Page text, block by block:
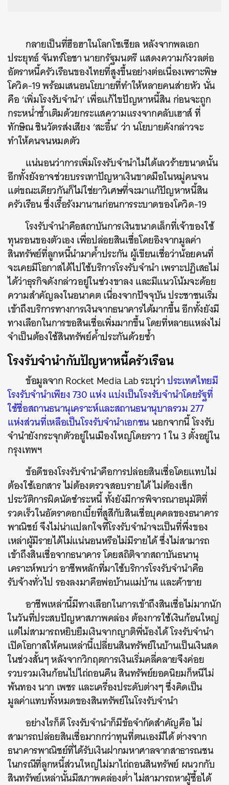
กลายเป็นที่ฮือฮาในโลกโซเชียล หลังจากพลเอก
ประยุทธ์ จันทร์โอชา นายกรัฐมนตรี แสดงความกังวลต่อ
อัตราหนี้ครัวเรือนของไทยที่สูงขึ้นอย่างต่อเนื่องเพราะพิษ
โควิด-19 พร้อมเสนอนโยบายที่ทำให้หลายคนส่ายหัว นั่น
คือ ‘เพิ่มโรงรับจำนำ’ เพื่อแก้ไขปัญหาหนี้สิน ก่อนจะถูก
กระหน่ำซ้ำเติมด้วยกระแสความแรงจากคลับเฮาส์ ที่
ทักษิณ ชินวัตรส่งเสียง ‘สะอื้น’ ว่า นโยบายดังกล่าวจะ
ทำให้คนจนหมดตัว
แน่นอนว่าการเพิ่มโรงรับจำนำไม่ได้เลวร้ายขนาดนั้น
อีกทั้งยังอาจช่วยบรรเทาปัญหาเงินขาดมือในหมู่คนจน
แต่ขณะเดียวกันก็ไม่ใช่ยาวิเศษที่จะมาแก้ปัญหาหนี้สิน
ครัวเรือน ซึ่งเรื้อรังมานานก่อนการระบาดของโควิด-19
โรงรับจำนำคือสถาบันการเงินขนาดเล็กที่เจ้าของใช้
ทุนรอนของตัวเอง เพื่อปล่อยสินเชื่อโดยอิงจากมูลค่า
สินทรัพย์ที่ลูกหนี้นำมาค้ำประกัน ผู้เขียนเชื่อว่าน้อยคนที่
จะเคยมีโอกาสได้ไปใช้บริการโรงรับจำนำ เพราะปฏิเสธไม่
ได้ว่าธุรกิจดังกล่าวอยู่ในช่วงขาลง และมีแนวโน้มจะด้อย
ความสำคัญลงในอนาคต เนื่องจากปัจจุบัน ประชาชนเริ่ม
เข้าถึงบริการทางการเงินจากธนาคารได้มากขึ้น อีกทั้งยังมี
ทางเลือกในการขอสินเชื่อเพิ่มมากขึ้น โดยที่หลายแหล่งไม่
จำเป็นต้องใช้สินทรัพย์ค้ำประกันด้วยซ้ำ
โรงรับจำนำกับปัญหาหนี้ครัวเรือน
ข้อมูลจาก Rocket Media Lab ระบุว่าประเทศไทยมี
โรงรับจำนำเพียง 730 แห่ง แบ่งเป็นโรงรับจำนำโดยรัฐที่
ใช้ชื่อสถานธนานุเคราะห์และสถานธนานุบาลรวม 277
แห่งส่วนที่เหลือเป็นโรงรับจำนำเอกชนนอกจากนี้ โรงรับ
จำนำยังกระจุกตัวอยู่ในเมืองใหญ่โดยราว 1 ใน 3 ตั้งอยู่ใน
กรุงเทพฯ
ข้อดีของโรงรับจำนำคือการปล่อยสินเชื่อโดยแทบไม่
ต้องใช้เอกสาร ไม่ต้องตรวจสอบรายได้ ไม่ต้องเช็ก
ประวัติการผิดนัดชำระหนี้ ทั้งยังมีการพิจารณาอนุมัติที่
รวดเร็วในอัตราดอกเบี้ยที่สูสีกับสินเชื่อบุคคลของธนาคาร
พาณิชย์ จึงไม่น่าแปลกใจที่โรงรับจำนำจะเป็นที่พึ่งของ
เหล่าผู้มีรายได้ไม่แน่นอนหรือไม่มีรายได้ ซึ่งไม่สามารถ
เข้าถึงสินเชื่อจากธนาคาร โดยสถิติจากสถาบันธนานุ
เคราะห์พบว่า อาชีพหลักที่มาใช้บริการโรงรับจำนำคือ
รับจ้างทั่วไป รองลงมาคือพ่อบ้านแม่บ้าน และค้าขาย
อาชีพเหล่านี้มีทางเลือกในการเข้าถึงสินเชื่อไม่มากนัก
ในวันที่ประสบปัญหาสภาพคล่อง ต้องการใช้เงินก้อนใหญ่
แต่ไม่สามารถหยิบยืมเงินจากญาติพี่น้องได้ โรงรับจำนำ
เปิดโอกาสให้คนเหล่านี้เปลี่ยนสินทรัพย์ในบ้านเป็นเงินสด
ในช่วงสั้นๆ หลังจากวิกฤตการเงินเริ่มคลี่คลายจึงค่อย
รวบรวมเงินก้อนไปไถ่ถอนคืน สินทรัพย์ยอดนิยมก็หนีไม่
พ้นทอง นาก เพชร และเครื่องประดับต่างๆ ซึ่งคิดเป็น
มูลค่าแทบทั้งหมดของสินทรัพย์ในโรงรับจำนำ
อย่างไรก็ดี โรงรับจำนำก็มีข้อจำกัดสำคัญคือ ไม่
สามารถปล่อยสินเชื่อมากกว่าทุนที่ตนเองมีได้ ต่างจาก
ธนาคารพาณิชย์ที่ได้รับเงินฝากมหาศาลจากสาธารณชน
ในกรณีที่ลูกหนี้ส่วนใหญ่ไม่มาไถ่ถอนสินทรัพย์ ผนวกกับ
สินทรัพย์เหล่านั้นมีสภาพคล่องต่ำ ไม่สามารถหาผู้ซื้อได้